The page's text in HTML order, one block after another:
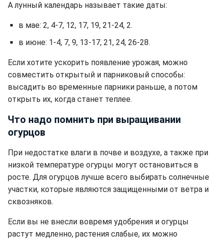
А лунный календарь называет такие даты:
в мае: 2, 4-7, 12, 17, 19, 21-24, 2.
в июне: 1-4, 7, 9, 13-17, 21, 24, 26-28.
Если хотите ускорить появление урожая, можно
совместить открытый и парниковый способы:
высадить во временные парники раньше, а потом
открыть их, когда станет теплее.
Что надо помнить при выращивании
огурцов
При недостатке влаги в почве и воздухе, а также при
низкой температуре огурцы могут остановиться в
росте. Для огурцов лучше всего выбирать солнечные
участки, которые являются защищенными от ветра и
сквозняков.
Если вы не внесли вовремя удобрения и огурцы
растут медленно, растения слабые, их можно